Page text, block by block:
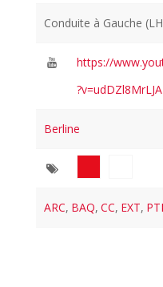
Conduite à Gauche
https://
?v=udDZl8MrLJA
Berline
ARC, BAQ, CC, EXT,